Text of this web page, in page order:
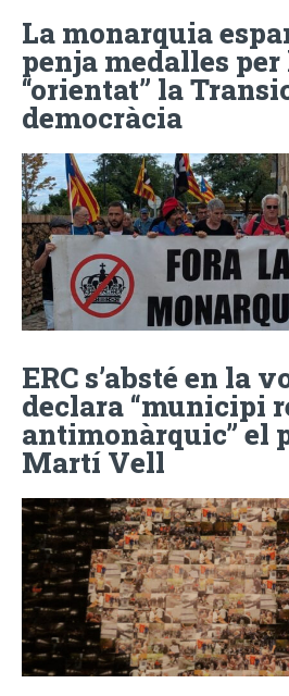
La monarquia
penja medalles
“orientat” la
democràcia
ERC s’absté en la
declara “municipi
antimonàrquic” el
Martí Vell